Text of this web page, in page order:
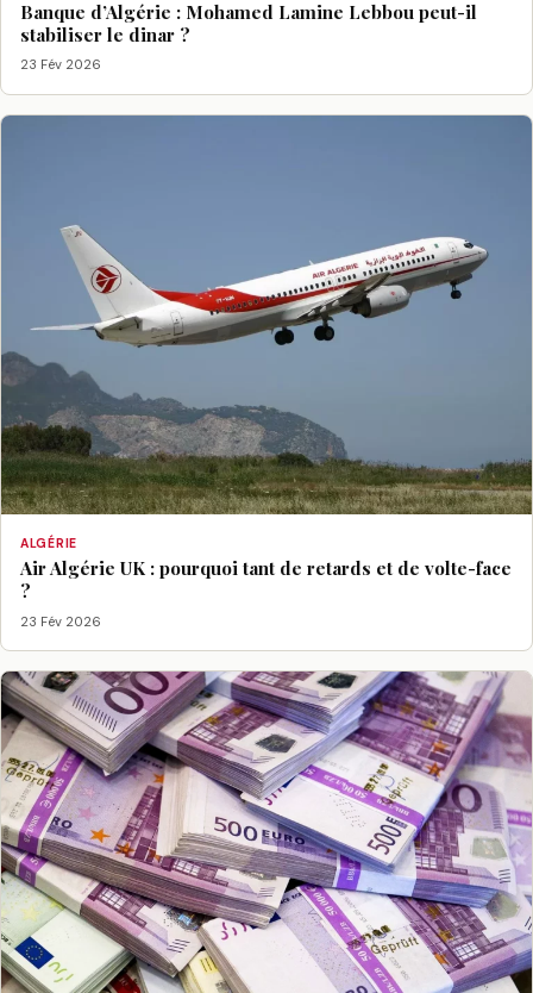
Banque d’Algérie : Mohamed Lamine Lebbou peut-il
stabiliser le dinar ?
23 Fév 2026
ALGÉRIE
Air Algérie UK : pourquoi tant de retards et de volte-face
?
23 Fév 2026